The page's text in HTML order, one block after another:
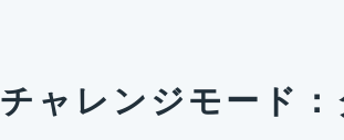
チャレンジモード